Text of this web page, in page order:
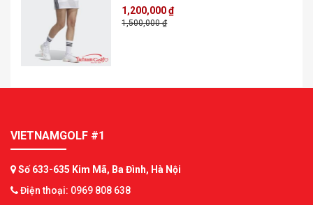
1,200,000 ₫
1,500,000 ₫
VIETNAMGOLF #1
Số 633-635 Kim Mã, Ba Đình, Hà Nội
Điện thoại: 0969 808 638